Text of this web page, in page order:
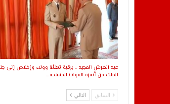
عيد العرش المجيد .. برقية تهنئة وولاء وإخلاص إلى
الملك من أسرة القوات المسلحة…
السابق التالي